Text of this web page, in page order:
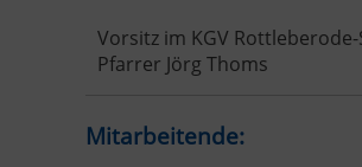
Vorsitz im KGV
Pfarrer Jörg Thoms
Mitarbeitende: